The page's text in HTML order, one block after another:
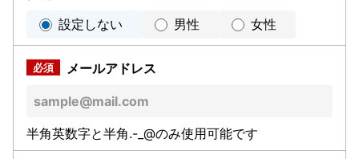
設定しない
男性 女性
メールアドレス
半角英数字と半角.-_@のみ使用可能です